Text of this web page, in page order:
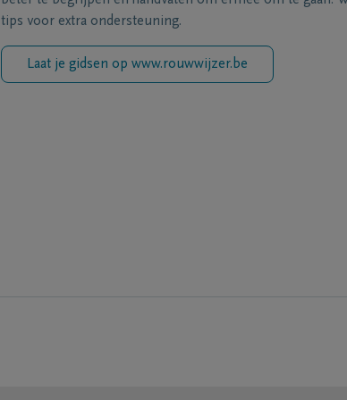
tips voor extra ondersteuning.
Laat je gidsen op www.rouwwijzer.be